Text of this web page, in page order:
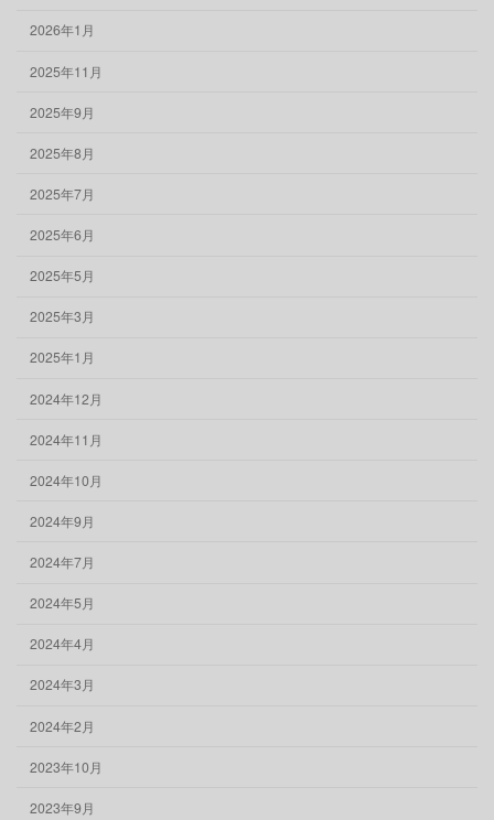
2026年1月
2025年11月
2025年9月
2025年8月
2025年7月
2025年6月
2025年5月
2025年3月
2025年1月
2024年12月
2024年11月
2024年10月
2024年9月
2024年7月
2024年5月
2024年4月
2024年3月
2024年2月
2023年10月
2023年9月